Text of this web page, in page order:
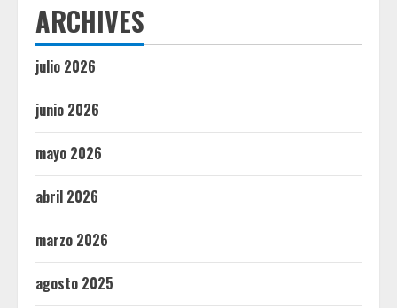
ARCHIVES
julio 2026
junio 2026
mayo 2026
abril 2026
marzo 2026
agosto 2025